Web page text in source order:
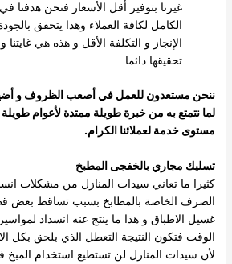
غيرنا بتوفير أقل الأسعار فنحن
الكامل لكافة العملاء وهذا يتحقق
الإنجاز و التكلفة الأقل و هذه هي
تحقيقها دائما
ننحن مستعدون للعمل في أصعب الظروف و
لما نتمتع به من خبرة طويلة ممتدة لأعوام
مستوى خدمة لعملائنا الكرام.
تسليك مجاري بالخفجى المطبخ
كثيرا ما تعاني سيدات المنازل من مشكلات
الصرف الخاصة بالمطابخ بسبب تساقط بعض
غسيل الاطباق و هذا ما ينتج عنه انسداد
الوقت فتكون النتيجة التعطل الذي بلحق بكل
لأن سيدات المنازل لن تستطيع استخدام